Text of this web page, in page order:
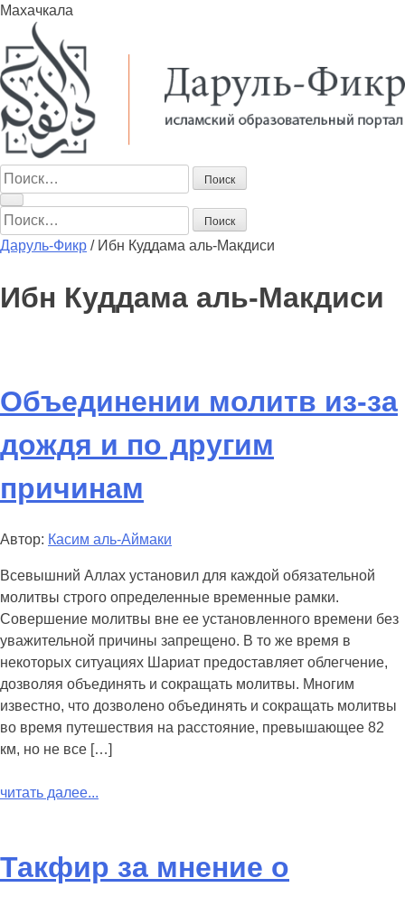
Махачкала
Найти:
Найти:
Даруль-Фикр / Ибн Куддама аль-Макдиси
Ибн Куддама аль-Макдиси
Объединении молитв из-за
дождя и по другим
причинам
Автор: Касим аль-Аймаки
Всевышний Аллах установил для каждой обязательной
молитвы строго определенные временные рамки.
Совершение молитвы вне ее установленного времени без
уважительной причины запрещено. В то же время в
некоторых ситуациях Шариат предоставляет облегчение,
дозволяя объединять и сокращать молитвы. Многим
известно, что дозволено объединять и сокращать молитвы
во время путешествия на расстояние, превышающее 82
км, но не все […]
читать далее...
Такфир за мнение о